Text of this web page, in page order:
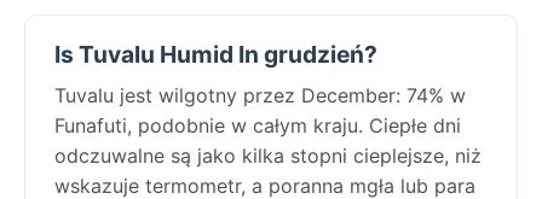
Is Tuvalu Humid In grudzień?
Tuvalu jest wilgotny przez December: 74% w
Funafuti, podobnie w całym kraju. Ciepłe dni
odczuwalne są jako kilka stopni cieplejsze, niż
wskazuje termometr, a poranna mgła lub para